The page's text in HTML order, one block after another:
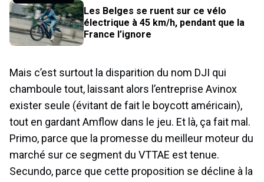
Les Belges se ruent sur ce vélo
électrique à 45 km/h, pendant que la
France l’ignore
Mais c’est surtout la disparition du nom DJI qui
chamboule tout, laissant alors l’entreprise Avinox
exister seule (évitant de fait le boycott américain),
tout en gardant Amflow dans le jeu. Et là, ça fait mal.
Primo, parce que la promesse du meilleur moteur du
marché sur ce segment du VTTAE est tenue.
Secundo, parce que cette proposition se décline à la